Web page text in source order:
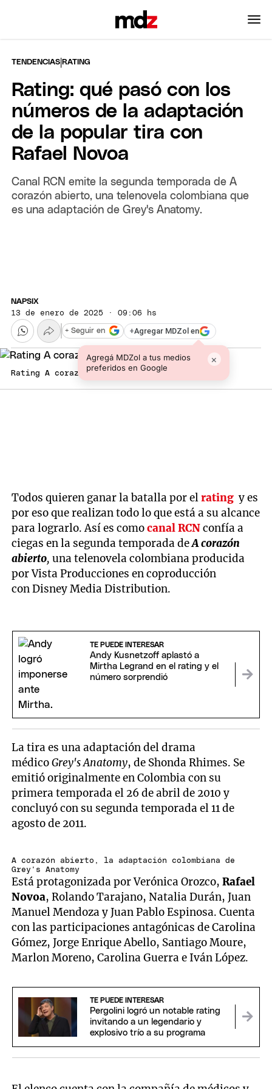
TENDENCIAS |RATING
Rating: qué pasó con los
números de la adaptación
de la popular tira con
Rafael Novoa
Canal RCN emite la segunda temporada de A
corazón abierto, una telenovela colombiana que
es una adaptación de Grey's Anatomy.
NAPSIX
13 de enero de 2025 · 09:06 hs
+Agregar MDZol en
Agregá MDZol a tus medios
preferidos en Google
×
+ Seguir en
Rating A corazón abierto
Todos quieren ganar la batalla por elrating y es
por eso que realizan todo lo que está a su alcance
para lograrlo. Así es comocanal RCNconfía a
ciegas enla segunda temporada deA corazón
abierto,una telenovela colombiana producida
por Vista Producciones en coproducción
con Disney Media Distribution.
TE PUEDE INTERESAR
Andy Kusnetzoff aplastó a
Mirtha Legrand en el rating y el
número sorprendió
La tira es una adaptación del drama
médicoGrey's Anatomy, de Shonda Rhimes. Se
emitió originalmente en Colombia con su
primera temporada el 26 de abril de 2010 y
concluyó con su segunda temporada el 11 de
agosto de 2011.
A corazón abierto, la adaptación colombiana de
Grey's Anatomy
Está protagonizada por Verónica Orozco,Rafael
Novoa, Rolando Tarajano, Natalia Durán, Juan
Manuel Mendoza y Juan Pablo Espinosa. Cuenta
con las participaciones antagónicas de Carolina
Gómez, Jorge Enrique Abello, Santiago Moure,
Marlon Moreno, Carolina Guerra e Iván López.
TE PUEDE INTERESAR
Pergolini logró un notable rating
invitando a un legendario y
explosivo trío a su programa